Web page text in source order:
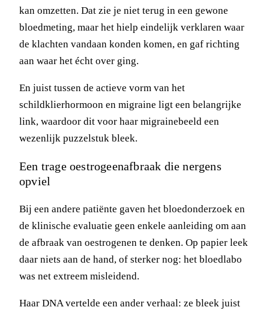
kan omzetten. Dat zie je niet terug in een gewone
bloedmeting, maar het hielp eindelijk verklaren waar
de klachten vandaan konden komen, en gaf richting
aan waar het écht over ging.
En juist tussen de actieve vorm van het
schildklierhormoon en migraine ligt een belangrijke
link, waardoor dit voor haar migrainebeeld een
wezenlijk puzzelstuk bleek.
Een trage oestrogeenafbraak die nergens
opviel
Bij een andere patiënte gaven het bloedonderzoek en
de klinische evaluatie geen enkele aanleiding om aan
de afbraak van oestrogenen te denken. Op papier leek
daar niets aan de hand, of sterker nog: het bloedlabo
was net extreem misleidend.
Haar DNA vertelde een ander verhaal: ze bleek juist